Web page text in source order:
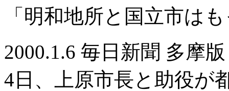
「明和地所と国立市は
2000.1.6 毎日新聞 多摩版
4日、上原市長と助役が